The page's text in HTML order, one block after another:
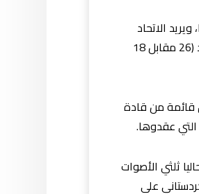
الاتحاد
الوطني الكردستاني الاحتفاظ بالمنصب، لكن خصمه الديمقراطي الكردستاني يطالب بالرئاسة لمرشح خاص، معتبرا أنه فاز بعدد أكبر من المقاعد (26 مقابل 18
قائمة من قادة
عقدوها.
ثلثي الأصوات
على